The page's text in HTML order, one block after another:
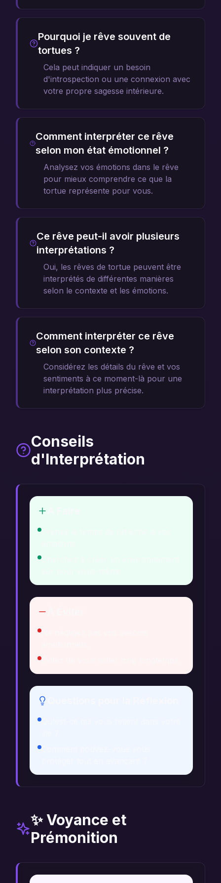
Pourquoi je rêve souvent de
tortues ?
Cela peut indiquer un besoin
d'introspection ou une connexion avec
votre propre sagesse intérieure.
Comment interpréter ce rêve
selon mon état émotionnel ?
Analysez vos émotions dans le rêve
pour mieux comprendre ce que la
tortue représente pour vous.
Ce rêve peut-il avoir plusieurs
interprétations ?
Oui, les rêves de tortue peuvent être
interprétés de différentes manières
selon le contexte et les émotions.
Comment interpréter ce rêve
selon son contexte ?
Considérez les détails du rêve et vos
sentiments à ce moment-là pour une
interprétation plus précise.
Conseils
d'Interprétation
✨ Voyance et
Prémonition